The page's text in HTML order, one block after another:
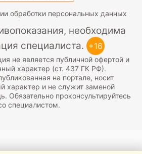
обработки персональных данных
необходима
специалиста. +16
не является публичной офертой и
характер (ст. 437 ГК РФ).
на портале, носит
характер и не служит заменой
Обязательно проконсультируйтесь
специалистом.